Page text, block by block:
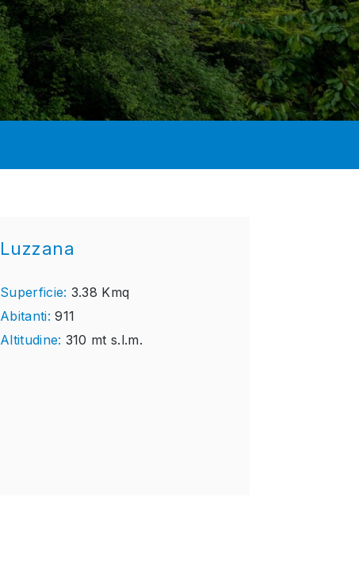
Luzzana
Superficie: 3.38 Kmq
Abitanti:911
Altitudine: 310 mt s.l.m.